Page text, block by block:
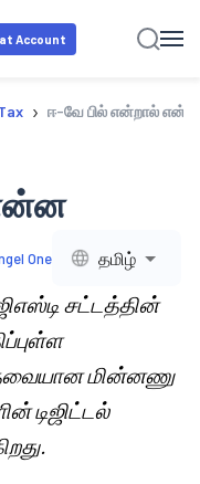
Account
› ஈ-வே பில் என்றால் என்ன
One தமிழ்
சட்டத்தின்
மின்னணு
டிஜிட்டல்